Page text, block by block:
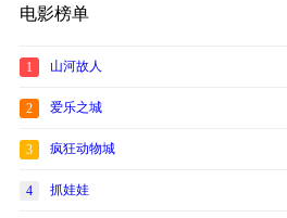
电影榜单
1 山河故人
2 爱乐之城
3 疯狂动物城
4 抓娃娃